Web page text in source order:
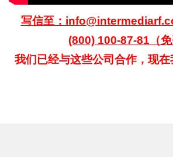
写信至：
(800) 100-87-81（免
我们已经与这些公司合作，现在